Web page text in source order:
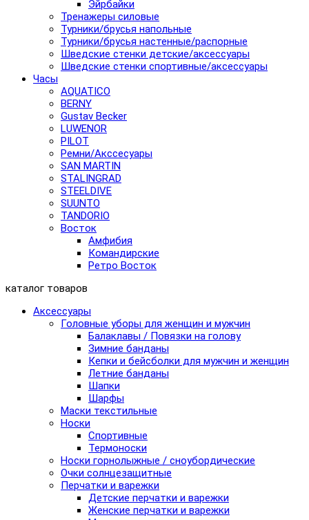
Эйрбайки
Тренажеры силовые
Турники/брусья напольные
Турники/брусья настенные/распорные
Шведские стенки детские/аксессуары
Шведские стенки спортивные/аксессуары
Часы
AQUATICO
BERNY
Gustav Becker
LUWENOR
PILOT
Pемни/Акссесуары
SAN MARTIN
STALINGRAD
STEELDIVE
SUUNTO
TANDORIO
Восток
Амфибия
Командирские
Ретро Восток
каталог товаров
Аксессуары
Головные уборы для женщин и мужчин
Балаклавы / Повязки на голову
Зимние банданы
Кепки и бейсболки для мужчин и женщин
Летние банданы
Шапки
Шарфы
Маски текстильные
Носки
Спортивные
Термоноски
Носки горнолыжные / сноубордические
Очки солнцезащитные
Перчатки и варежки
Детские перчатки и варежки
Женские перчатки и варежки